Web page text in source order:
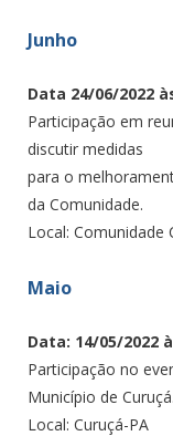
Junho
Data 24/06/2022
Participação em
discutir medidas
para o
da Comunidade.
Local: Comunidade
Maio
Data: 14/05/2022
Participação no
Município de Curuçá.
Local: Curuçá-PA